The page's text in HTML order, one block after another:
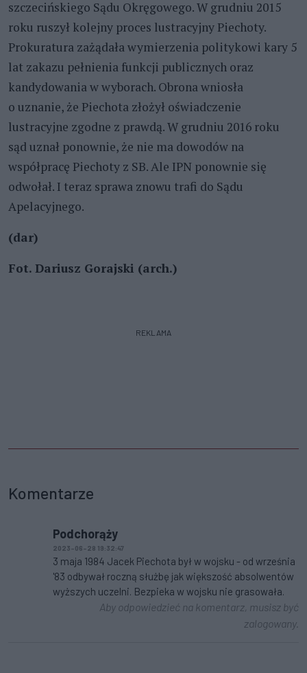
szczecińskiego Sądu Okręgowego. W grudniu 2015
roku ruszył kolejny proces lustracyjny Piechoty.
Prokuratura zażądała wymierzenia politykowi kary 5
lat zakazu pełnienia funkcji publicznych oraz
kandydowania w wyborach. Obrona wniosła
o uznanie, że Piechota złożył oświadczenie
lustracyjne zgodne z prawdą. W grudniu 2016 roku
sąd uznał ponownie, że nie ma dowodów na
współpracę Piechoty z SB. Ale IPN ponownie się
odwołał. I teraz sprawa znowu trafi do Sądu
Apelacyjnego.
(dar)
Fot. Dariusz Gorajski (arch.)
REKLAMA
Komentarze
Podchorąży
2023-06-28 19:32:47
3 maja 1984 Jacek Piechota był w wojsku - od września
'83 odbywał roczną służbę jak większość absolwentów
wyższych uczelni. Bezpieka w wojsku nie grasowała.
Aby odpowiedzieć na komentarz, musisz być
zalogowany.